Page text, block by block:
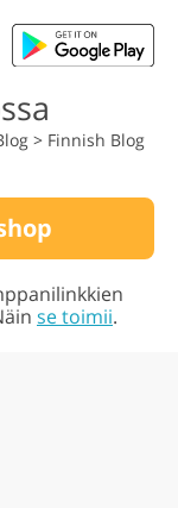
> Finnish Blog
se toimii.